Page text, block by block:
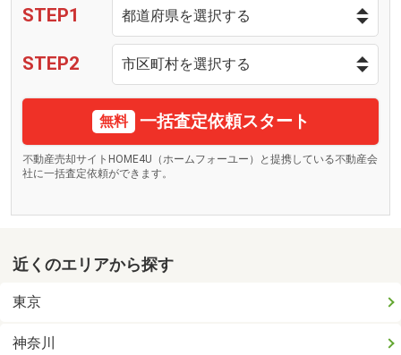
STEP1
STEP2
無料 一括査定依頼スタート
不動産売却サイトHOME4U（ホームフォーユー）と提携している不動産会
社に一括査定依頼ができます。
近くのエリアから探す
東京
神奈川